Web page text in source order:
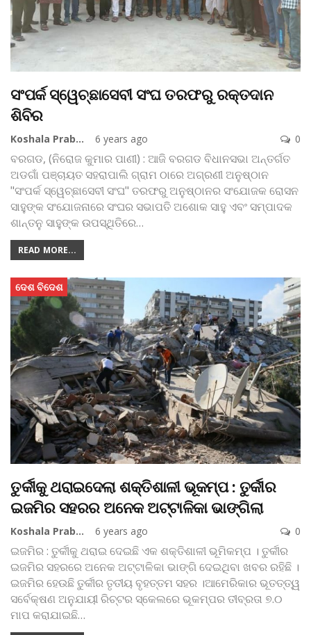
ସଂପର୍କ ସ୍ୱେଚ୍ଛାସେବୀ ସଂଘ ତରଫରୁ ରକ୍ତଦାନ
ଶିବିର
Koshala Prabaha 6 years ago 0
ବରଗଡ, (ନିରୋଜ କୁମାର ପାଣୀ) : ଆଜି ବରଗଡ ବିଧାନସଭା ଅନ୍ତର୍ଗତ
ଅଡଗାଁ ପଞ୍ଚାୟତ ସହରାପାଲି ଗ୍ରାମ ଠାରେ ଅଗ୍ରଣୀ ଅନୁଷ୍ଠାନ
"ସଂପର୍କ ସ୍ୱେଚ୍ଛାସେବୀ ସଂଘ" ତରଫରୁ ଅନୁଷ୍ଠାନର ସଂଯୋଜକ ରୋସନ
ସାହୁଙ୍କ ସଂଯୋଜନାରେ ସଂଘର ସଭାପତି ଅଶୋକ ସାହୁ ଏବଂ ସମ୍ପାଦକ
ଶାନ୍ତନୁ ସାହୁଙ୍କ ଉପସ୍ଥିତିରେ…
READ MORE...
ଦେଶ ବିଦେଶ
ତୁର୍କୀକୁ ଥରାଇଦେଲା ଶକ୍ତିଶାଳୀ ଭୂକମ୍ପ : ତୁର୍କୀର
ଇଜମିର ସହରର ଅନେକ ଅଟ୍ଟାଳିକା ଭାଙ୍ଗିଲା
Koshala Prabaha 6 years ago 0
ଇଜମିର : ତୁର୍କୀକୁ ଥରାଇ ଦେଇଛି ଏକ ଶକ୍ତିଶାଳୀ ଭୂମିକମ୍ପ । ତୁର୍କୀର
ଇଜମିର ସହରରେ ଅନେକ ଅଟ୍ଟାଳିକା ଭାଙ୍ଗି ଦେଇଥିବା ଖବର ରହିଛି ।
ଇଜମିର ହେଉଛି ତୁର୍କୀର ତୃତୀୟ ବୃହତ୍ତମ ସହର ।ଆମେରିକାର ଭୂତତ୍‌ତ୍ୱ
ସର୍ବେକ୍ଷଣ ଅନୁଯାୟୀ ରିଚ୍ଟର ସ୍କେଲରେ ଭୂକମ୍ପର ତୀବ୍ରତା ୭.୦
ମାପ କରାଯାଇଛି…